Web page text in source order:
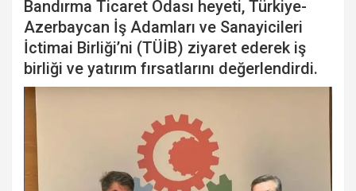
Bandırma Ticaret Odası heyeti, Türkiye-
Azerbaycan İş Adamları ve Sanayicileri
İctimai Birliği’ni (TÜİB) ziyaret ederek iş
birliği ve yatırım fırsatlarını değerlendirdi.